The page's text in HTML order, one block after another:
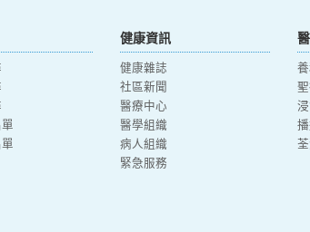
健康資訊
健康雜誌
社區新聞
醫療中心
醫學組織
病人組織
緊急服務